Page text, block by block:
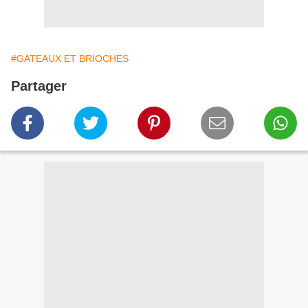
#GATEAUX ET BRIOCHES
Partager